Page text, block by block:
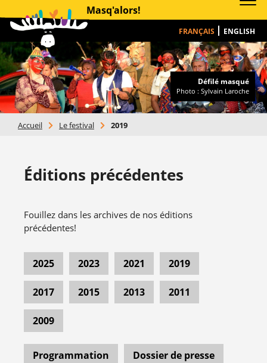
Masq'alors!
FRANÇAIS ENGLISH
Défilé masqué
Photo : Sylvain Laroche
Accueil Le festival 2019
Éditions précédentes
Fouillez dans les archives de nos éditions
précédentes!
2025 2023 2021 2019
2017 2015 2013 2011
2009
Programmation Dossier de presse